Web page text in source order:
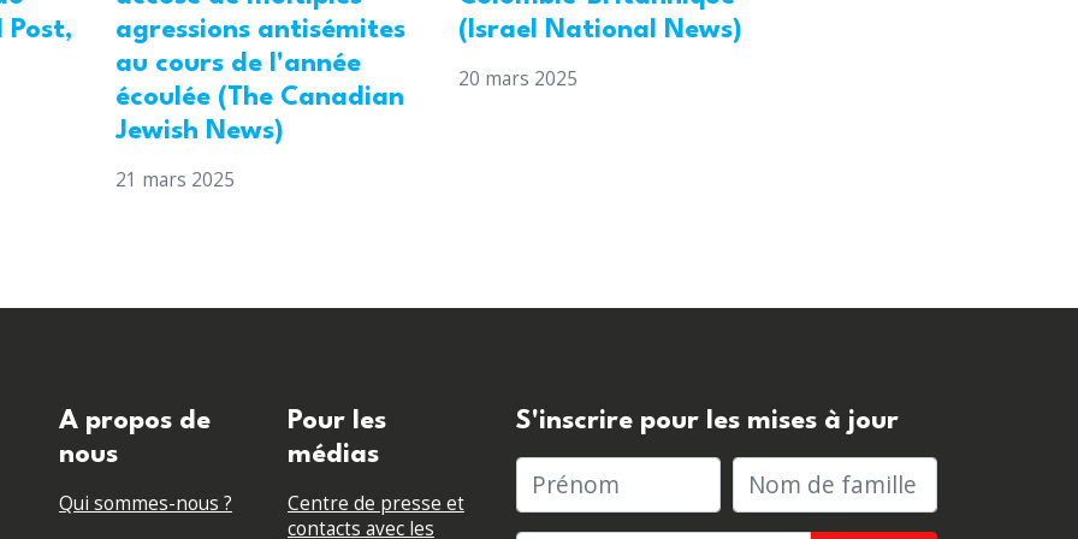
Post,
agressions antisémites
au cours de l'année
écoulée (The Canadian
Jewish News)
21 mars 2025
(Israel National News)
20 mars 2025
A propos de
nous
Qui sommes-nous ?
Pour les
médias
Centre de presse et
contacts avec les
S'inscrire pour les mises à jour
Prénom Nom de famille